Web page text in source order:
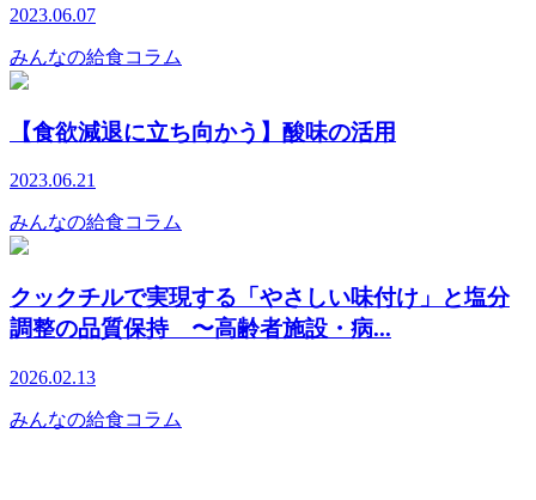
2023.06.07
みんなの給食コラム
【食欲減退に立ち向かう】酸味の活用
2023.06.21
みんなの給食コラム
クックチルで実現する「やさしい味付け」と塩分
調整の品質保持 〜高齢者施設・病...
2026.02.13
みんなの給食コラム